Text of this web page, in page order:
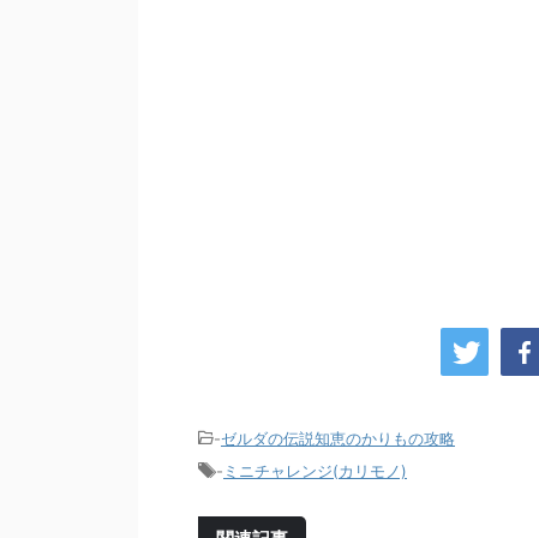
-ゼルダの伝説知恵のかりもの攻略
- ミニチャレンジ(カリモノ)